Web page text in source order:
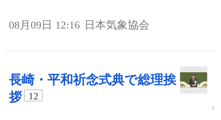
08月09日 12:16 日本気象協会
長崎・平和祈念式典で総理挨
拶
12